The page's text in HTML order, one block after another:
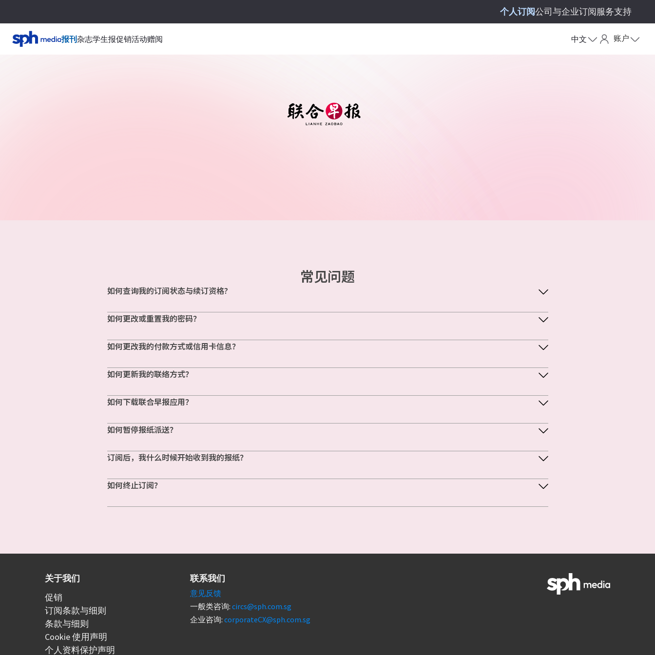
个人订阅公司与企业订阅服务支持
报刊杂志学生报促销活动赠阅 中文 账户
常见问题
如何查询我的订阅状态与续订资格?
如何更改或重置我的密码？
如何更改我的付款方式或信用卡信息？
如何更新我的联络方式？
如何下载联合早报应用？
如何暂停报纸派送？
订阅后，我什么时候开始收到我的报纸？
如何终止订阅？
关于我们
促销
订阅条款与细则
条款与细则
Cookie 使用声明
个人资料保护声明
联系我们
意见反馈
一般类咨询: circs@sph.com.sg
企业咨询: corporateCX@sph.com.sg